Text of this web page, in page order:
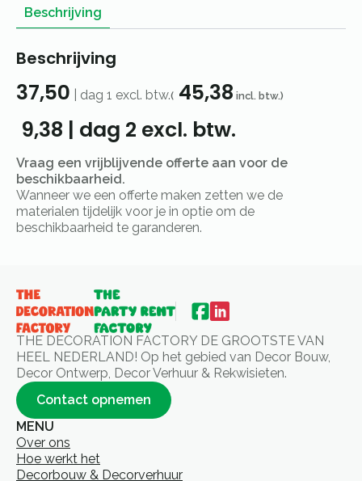
Beschrijving
Beschrijving
37,50 dag 1 excl. btw.( 45,38 incl. btw.)
9,38 | dag 2 excl. btw.
Vraag een vrijblijvende offerte aan voor de
beschikbaarheid.
Wanneer we een offerte maken zetten we de
materialen tijdelijk voor je in optie om de
beschikbaarheid te garanderen.
THE DECORATION FACTORY DE GROOTSTE VAN
HEEL NEDERLAND! Op het gebied van Decor Bouw,
Decor Ontwerp, Decor Verhuur & Rekwisieten.
Contact opnemen
MENU
Over ons
Hoe werkt het
Decorbouw & Decorverhuur